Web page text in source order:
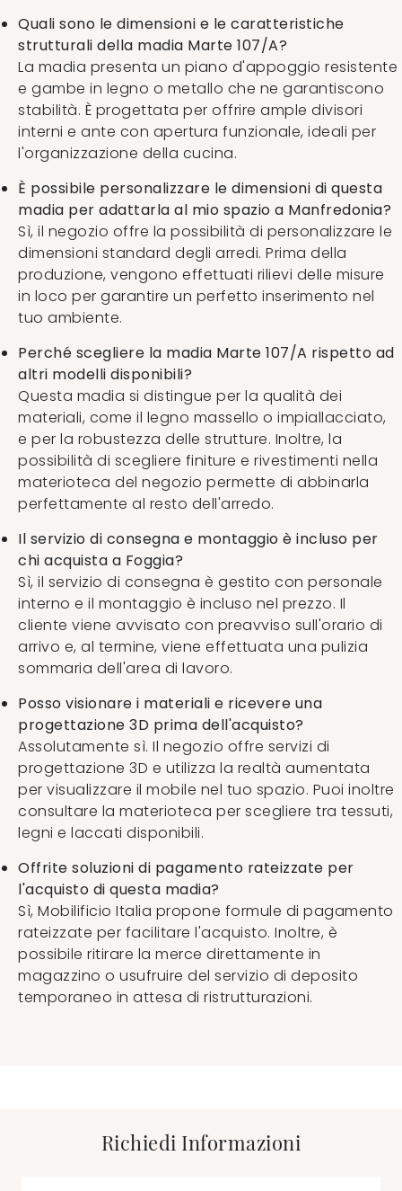
Quali sono le dimensioni e le caratteristiche
strutturali della madia Marte 107/A?
La madia presenta un piano d'appoggio resistente
e gambe in legno o metallo che ne garantiscono
stabilità. È progettata per offrire ample divisori
interni e ante con apertura funzionale, ideali per
l'organizzazione della cucina.
È possibile personalizzare le dimensioni di questa
madia per adattarla al mio spazio a Manfredonia?
Sì, il negozio offre la possibilità di personalizzare le
dimensioni standard degli arredi. Prima della
produzione, vengono effettuati rilievi delle misure
in loco per garantire un perfetto inserimento nel
tuo ambiente.
Perché scegliere la madia Marte 107/A rispetto ad
altri modelli disponibili?
Questa madia si distingue per la qualità dei
materiali, come il legno massello o impiallacciato,
e per la robustezza delle strutture. Inoltre, la
possibilità di scegliere finiture e rivestimenti nella
materioteca del negozio permette di abbinarla
perfettamente al resto dell'arredo.
Il servizio di consegna e montaggio è incluso per
chi acquista a Foggia?
Sì, il servizio di consegna è gestito con personale
interno e il montaggio è incluso nel prezzo. Il
cliente viene avvisato con preavviso sull'orario di
arrivo e, al termine, viene effettuata una pulizia
sommaria dell'area di lavoro.
Posso visionare i materiali e ricevere una
progettazione 3D prima dell'acquisto?
Assolutamente sì. Il negozio offre servizi di
progettazione 3D e utilizza la realtà aumentata
per visualizzare il mobile nel tuo spazio. Puoi inoltre
consultare la materioteca per scegliere tra tessuti,
legni e laccati disponibili.
Offrite soluzioni di pagamento rateizzate per
l'acquisto di questa madia?
Sì, Mobilificio Italia propone formule di pagamento
rateizzate per facilitare l'acquisto. Inoltre, è
possibile ritirare la merce direttamente in
magazzino o usufruire del servizio di deposito
temporaneo in attesa di ristrutturazioni.
Richiedi Informazioni